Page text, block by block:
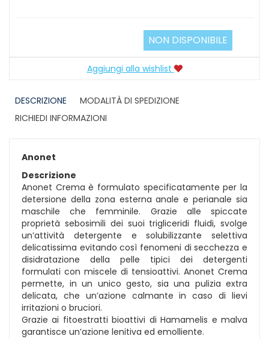
NON DISPONIBILE
Aggiungi alla wishlist
DESCRIZIONE
MODALITÀ DI SPEDIZIONE
RICHIEDI INFORMAZIONI
Anonet
Descrizione
Anonet Crema è formulato specificatamente per la
detersione della zona esterna anale e perianale sia
maschile che femminile. Grazie alle spiccate
proprietà sebosimili dei suoi trigliceridi fluidi, svolge
un’attività detergente e solubilizzante selettiva
delicatissima evitando così fenomeni di secchezza e
disidratazione della pelle tipici dei detergenti
formulati con miscele di tensioattivi. Anonet Crema
permette, in un unico gesto, sia una pulizia extra
delicata, che un’azione calmante in caso di lievi
irritazioni o bruciori.
Grazie ai fitoestratti bioattivi di Hamamelis e malva
garantisce un’azione lenitiva ed emolliente.